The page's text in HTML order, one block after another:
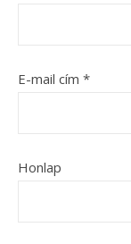
E-mail cím *
Honlap